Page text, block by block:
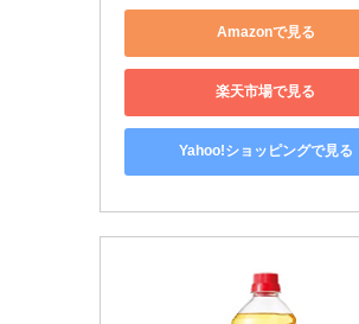
Amazonで見る
楽天市場で見る
Yahoo!ショッピングで見る